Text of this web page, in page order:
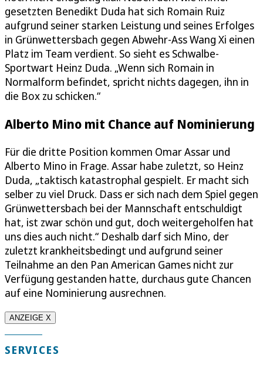
gesetzten Benedikt Duda hat sich Romain Ruiz
aufgrund seiner starken Leistung und seines Erfolges
in Grünwettersbach gegen Abwehr-Ass Wang Xi einen
Platz im Team verdient. So sieht es Schwalbe-
Sportwart Heinz Duda. „Wenn sich Romain in
Normalform befindet, spricht nichts dagegen, ihn in
die Box zu schicken.“
Alberto Mino mit Chance auf Nominierung
Für die dritte Position kommen Omar Assar und
Alberto Mino in Frage. Assar habe zuletzt, so Heinz
Duda, „taktisch katastrophal gespielt. Er macht sich
selber zu viel Druck. Dass er sich nach dem Spiel gegen
Grünwettersbach bei der Mannschaft entschuldigt
hat, ist zwar schön und gut, doch weitergeholfen hat
uns dies auch nicht.“ Deshalb darf sich Mino, der
zuletzt krankheitsbedingt und aufgrund seiner
Teilnahme an den Pan American Games nicht zur
Verfügung gestanden hatte, durchaus gute Chancen
auf eine Nominierung ausrechnen.
ANZEIGE X
SERVICES